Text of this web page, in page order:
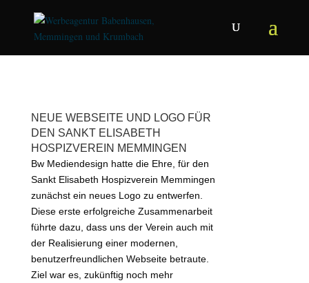
NEUE WEBSEITE UND LOGO FÜR
DEN SANKT ELISABETH
HOSPIZVEREIN MEMMINGEN
Bw Mediendesign hatte die Ehre, für den
Sankt Elisabeth Hospizverein Memmingen
zunächst ein neues Logo zu entwerfen.
Diese erste erfolgreiche Zusammenarbeit
führte dazu, dass uns der Verein auch mit
der Realisierung einer modernen,
benutzerfreundlichen Webseite betraute.
Ziel war es, zukünftig noch mehr